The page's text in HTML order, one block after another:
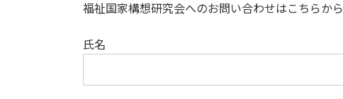
福祉国家構想研究会へのお問い合わせはこちらから
氏名